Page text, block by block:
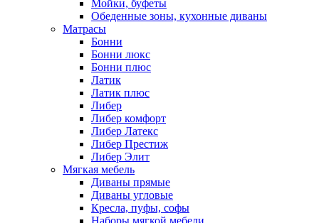
Мойки, буфеты
Обеденные зоны, кухонные диваны
Матрасы
Бонни
Бонни люкс
Бонни плюс
Латик
Латик плюс
Либер
Либер комфорт
Либер Латекс
Либер Престиж
Либер Элит
Мягкая мебель
Диваны прямые
Диваны угловые
Кресла, пуфы, софы
Наборы мягкой мебели